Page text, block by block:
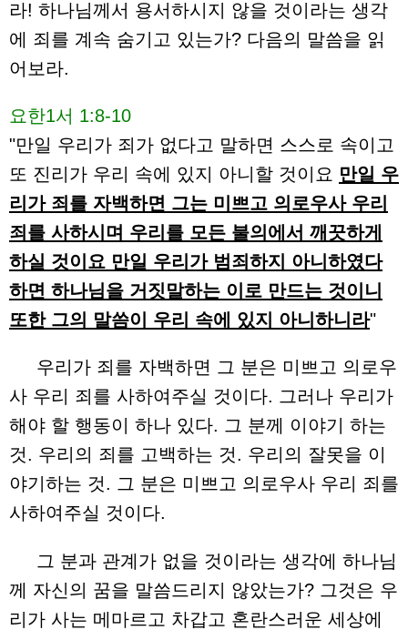
라! 하나님께서 용서하시지 않을 것이라는 생각
에 죄를 계속 숨기고 있는가? 다음의 말씀을 읽
어보라.
요한1서 1:8-10
"만일 우리가 죄가 없다고 말하면 스스로 속이고
또 진리가 우리 속에 있지 아니할 것이요 만일 우
리가 죄를 자백하면 그는 미쁘고 의로우사 우리
죄를 사하시며 우리를 모든 불의에서 깨끗하게
하실 것이요 만일 우리가 범죄하지 아니하였다
하면 하나님을 거짓말하는 이로 만드는 것이니
또한 그의 말씀이 우리 속에 있지 아니하니라"
우리가 죄를 자백하면 그 분은 미쁘고 의로우
사 우리 죄를 사하여주실 것이다. 그러나 우리가
해야 할 행동이 하나 있다. 그 분께 이야기 하는
것. 우리의 죄를 고백하는 것. 우리의 잘못을 이
야기하는 것. 그 분은 미쁘고 의로우사 우리 죄를
사하여주실 것이다.
그 분과 관계가 없을 것이라는 생각에 하나님
께 자신의 꿈을 말씀드리지 않았는가? 그것은 우
리가 사는 메마르고 차갑고 혼란스러운 세상에